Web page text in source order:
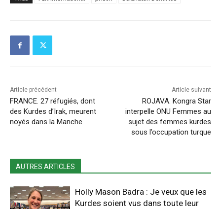
Article précédent
FRANCE. 27 réfugiés, dont
des Kurdes d’Irak, meurent
noyés dans la Manche
Article suivant
ROJAVA. Kongra Star
interpelle ONU Femmes au
sujet des femmes kurdes
sous l’occupation turque
AUTRES ARTICLES
Holly Mason Badra : Je veux que les
Kurdes soient vus dans toute leur